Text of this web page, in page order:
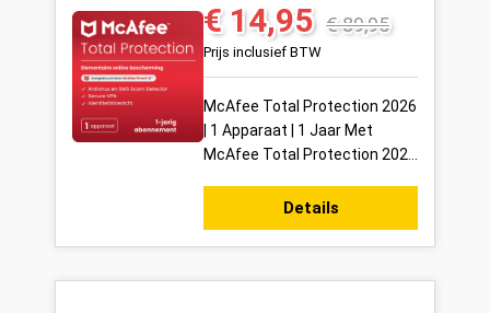
Verkoopprijs:
€ 14,95 Normale prijs:
€ 89,95
Prijs inclusief BTW
McAfee Total Protection 2026
| 1 Apparaat | 1 Jaar Met
McAfee Total Protection 2026
beveiligingsoplossingen di...
Details